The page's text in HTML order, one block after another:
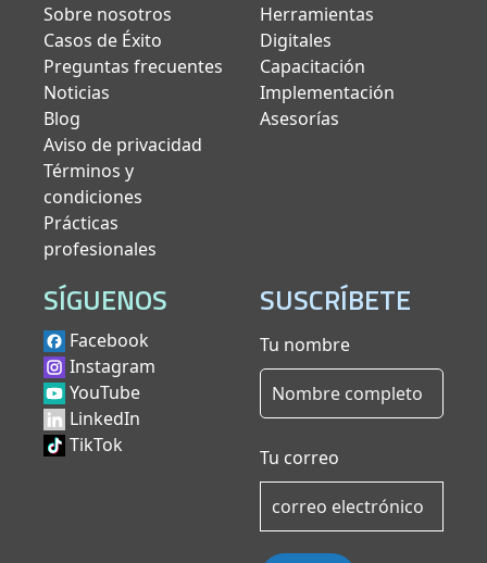
Sobre nosotros
Casos de Éxito
Preguntas frecuentes
Noticias
Blog
Aviso de privacidad
Términos y
condiciones
Prácticas
profesionales
Herramientas
Digitales
Capacitación
Implementación
Asesorías
SÍGUENOS
Facebook
Instagram
YouTube
LinkedIn
TikTok
SUSCRÍBETE
Tu nombre
Tu correo